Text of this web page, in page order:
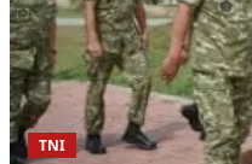
TNI